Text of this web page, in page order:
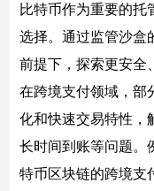
比特币作为重要的托
选择。通过监管沙盒
前提下，探索更安全
在跨境支付领域，部
化和快速交易特性，
长时间到账等问题。
特币区块链的跨境支